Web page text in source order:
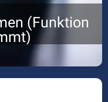
(Funktion